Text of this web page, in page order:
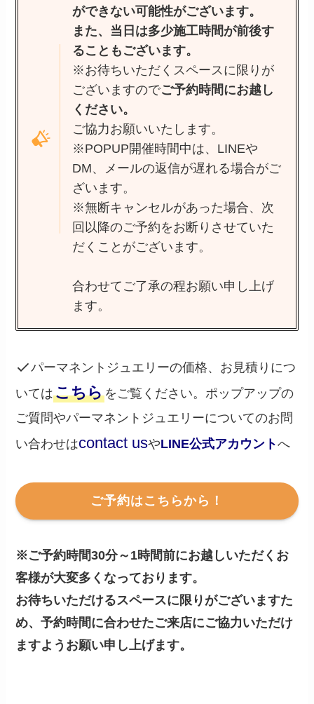
ができない可能性がございます。
また、当日は多少施工時間が前後す
ることもございます。
※お待ちいただくスペースに限りが
ございますのでご予約時間にお越し
ください。
ご協力お願いいたします。
※POPUP開催時間中は、LINEや
DM、メールの返信が遅れる場合がご
ざいます。
※無断キャンセルがあった場合、次
回以降のご予約をお断りさせていた
だくことがございます。
合わせてご了承の程お願い申し上げ
ます。
パーマネントジュエリーの価格、お見積りにつ
いてはこちらをご覧ください。ポップアップの
ご質問やパーマネントジュエリーについてのお問
い合わせはcontact usやLINE公式アカウントへ
ご予約はこちらから！
※ご予約時間30分～1時間前にお越しいただくお
客様が大変多くなっております。
お待ちいただけるスペースに限りがございますた
め、予約時間に合わせたご来店にご協力いただけ
ますようお願い申し上げます。